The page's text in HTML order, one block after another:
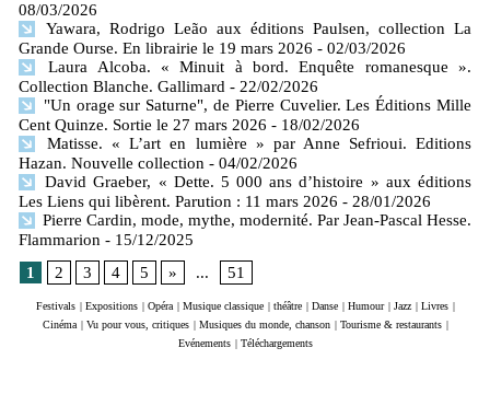
08/03/2026
Yawara, Rodrigo Leão aux éditions Paulsen, collection La
Grande Ourse. En librairie le 19 mars 2026 - 02/03/2026
Laura Alcoba. « Minuit à bord. Enquête romanesque ».
Collection Blanche. Gallimard - 22/02/2026
"Un orage sur Saturne", de Pierre Cuvelier. Les Éditions Mille
Cent Quinze. Sortie le 27 mars 2026 - 18/02/2026
Matisse. « L’art en lumière » par Anne Sefrioui. Editions
Hazan. Nouvelle collection - 04/02/2026
David Graeber, « Dette. 5 000 ans d’histoire » aux éditions
Les Liens qui libèrent. Parution : 11 mars 2026 - 28/01/2026
Pierre Cardin, mode, mythe, modernité. Par Jean-Pascal Hesse.
Flammarion - 15/12/2025
1
2 3 4 5 » ... 51
Festivals Expositions Opéra Musique classique théâtre Danse Humour Jazz Livres
Cinéma
Vu pour vous, critiques Musiques du monde, chanson Tourisme & restaurants
Evénements
Téléchargements